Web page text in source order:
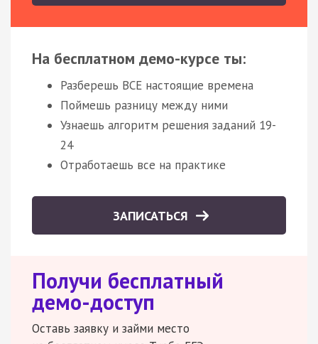
На бесплатном демо-курсе ты:
Разберешь ВСЕ настоящие времена
Поймешь разницу между ними
Узнаешь алгоритм решения заданий 19-
24
Отработаешь все на практике
ЗАПИСАТЬСЯ
Получи бесплатный
демо-доступ
Оставь заявку и займи место